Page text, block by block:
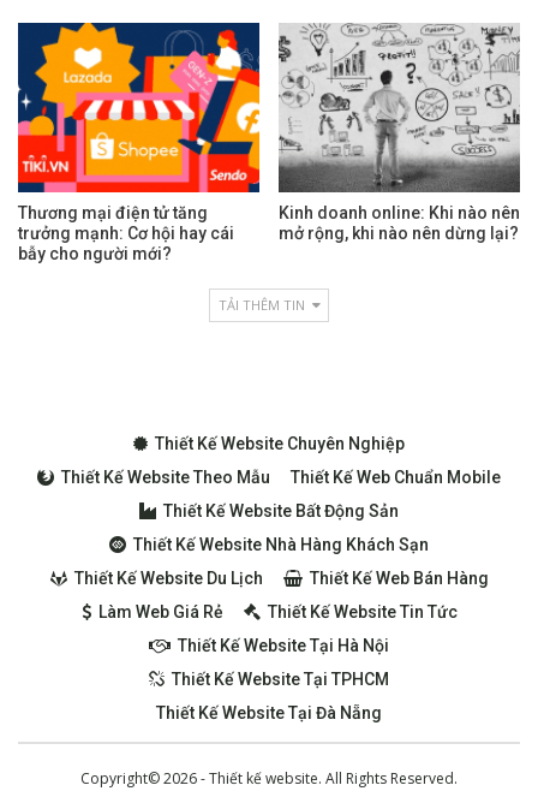
Thương mại điện tử tăng
trưởng mạnh: Cơ hội hay cái
bẫy cho người mới?
Kinh doanh online: Khi nào nên
mở rộng, khi nào nên dừng lại?
TẢI THÊM TIN
Thiết Kế Website Chuyên Nghiệp
Thiết Kế Website Theo Mẫu
Thiết Kế Web Chuẩn Mobile
Thiết Kế Website Bất Động Sản
Thiết Kế Website Nhà Hàng Khách Sạn
Thiết Kế Website Du Lịch
Thiết Kế Web Bán Hàng
Làm Web Giá Rẻ
Thiết Kế Website Tin Tức
Thiết Kế Website Tại Hà Nội
Thiết Kế Website Tại TPHCM
Thiết Kế Website Tại Đà Nẵng
Copyright© 2026 - Thiết kế website. All Rights Reserved.